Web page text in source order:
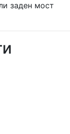
заден мост